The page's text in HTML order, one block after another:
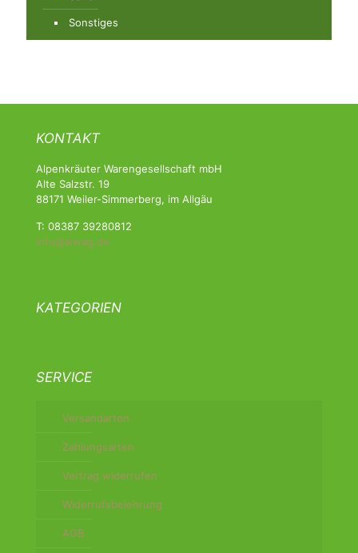
Sonstiges
KONTAKT
Alpenkräuter Warengesellschaft mbH
Alte Salzstr. 19
88171 Weiler-Simmerberg, im Allgäu
T: 08387 39280812
info@alwag.de
KATEGORIEN
SERVICE
Versandarten
Zahlungsarten
Vertrag widerrufen
Widerrufsbelehrung
AGB